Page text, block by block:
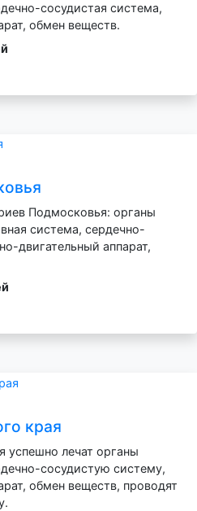
сосудистая система,
обмен веществ.
Подмосковья: органы
система, сердечно-
двигательный аппарат,
края
успешно лечат органы
сосудистую систему,
обмен веществ, проводят